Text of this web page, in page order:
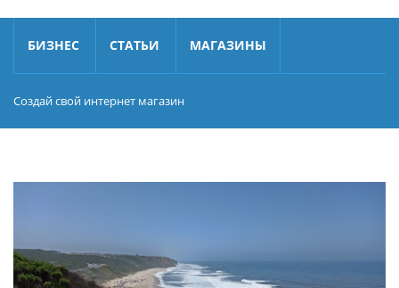
БИЗНЕС СТАТЬИ МАГАЗИНЫ
Создай свой интернет магазин